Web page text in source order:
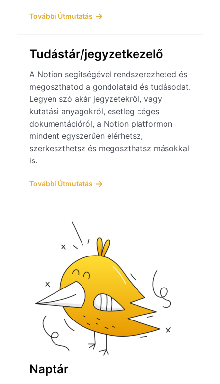
További Útmutatás
Tudástár/jegyzetkezelő
A Notion segítségével rendszerezheted és
megoszthatod a gondolataid és tudásodat.
Legyen szó akár jegyzetekről, vagy
kutatási anyagokról, esetleg céges
dokumentációról, a Notion platformon
mindent egyszerűen elérhetsz,
szerkeszthetsz és megoszthatsz másokkal
is.
További Útmutatás
Naptár